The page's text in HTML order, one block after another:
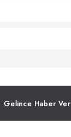
Gelince Haber Ver